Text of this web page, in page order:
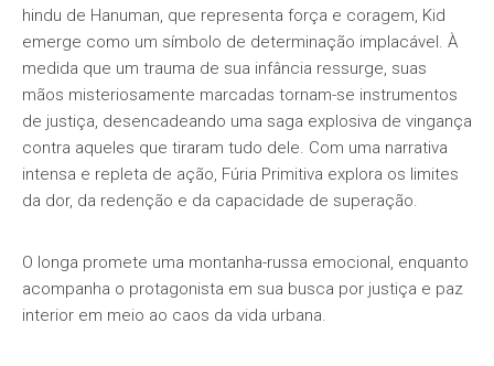
hindu de Hanuman, que representa força e coragem, Kid
emerge como um símbolo de determinação implacável. À
medida que um trauma de sua infância ressurge, suas
mãos misteriosamente marcadas tornam-se instrumentos
de justiça, desencadeando uma saga explosiva de vingança
contra aqueles que tiraram tudo dele. Com uma narrativa
intensa e repleta de ação, Fúria Primitiva explora os limites
da dor, da redenção e da capacidade de superação.
O longa promete uma montanha-russa emocional, enquanto
acompanha o protagonista em sua busca por justiça e paz
interior em meio ao caos da vida urbana.